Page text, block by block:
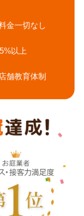
金一切なし
以上
舗教育体制